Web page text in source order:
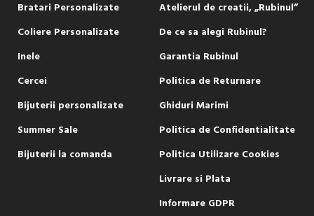
Bratari Personalizate
Coliere Personalizate
Inele
Cercei
Bijuterii personalizate
Summer Sale
Bijuterii la comanda
Atelierul de creatii, „Rubinul”
De ce sa alegi Rubinul?
Garantia Rubinul
Politica de Returnare
Ghiduri Marimi
Politica de Confidentialitate
Politica Utilizare Cookies
Livrare si Plata
Informare GDPR